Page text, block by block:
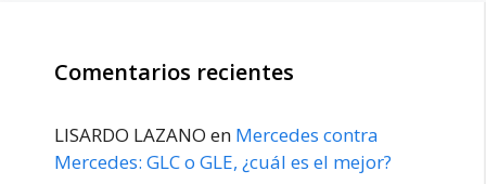
Comentarios recientes
LISARDO LAZANO en Mercedes contra
Mercedes: GLC o GLE, ¿cuál es el mejor?